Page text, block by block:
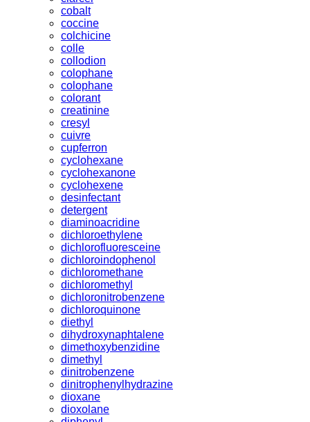
cobalt
coccine
colchicine
colle
collodion
colophane
colophane
colorant
creatinine
cresyl
cuivre
cupferron
cyclohexane
cyclohexanone
cyclohexene
desinfectant
detergent
diaminoacridine
dichloroethylene
dichlorofluoresceine
dichloroindophenol
dichloromethane
dichloromethyl
dichloronitrobenzene
dichloroquinone
diethyl
dihydroxynaphtalene
dimethoxybenzidine
dimethyl
dinitrobenzene
dinitrophenylhydrazine
dioxane
dioxolane